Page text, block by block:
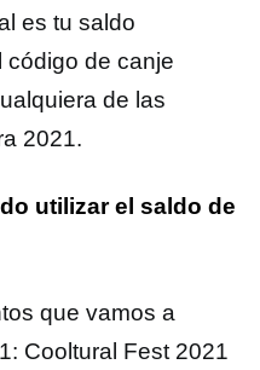
es tu saldo
código de canje
de las
2021.
utilizar el saldo de
que vamos a
Cooltural Fest 2021